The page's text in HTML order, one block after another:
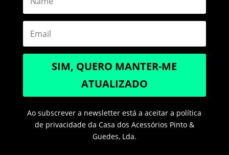
SIM, QUERO MANTER-ME
ATUALIZADO
Ao subscrever a newsletter está a aceitar a política
de privacidade da Casa dos Acessórios Pinto &
Guedes, Lda.